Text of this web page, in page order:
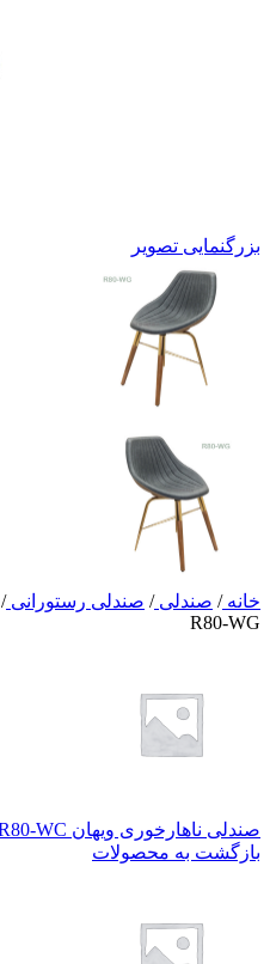
بزرگنمایی تصویر
خانه/ صندلی/ صندلی رستورانی/
R80-WG
صندلی ناهارخوری ویهان R80-WC
بازگشت به محصولات